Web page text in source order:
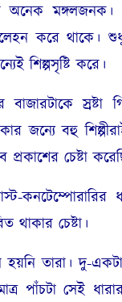
অনেক
করে থাকে।
শিল্পসৃষ্টি করে।
স্রষ্টা
জন্যে বহু
চেষ্টা
কনটেম্পোরারির
চেষ্টা।
তারা। দু-
পাঁচটা সেই